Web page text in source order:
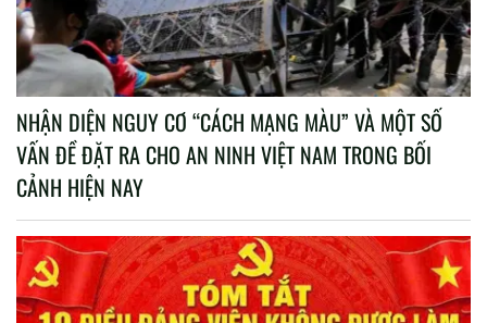
NHẬN DIỆN NGUY CƠ “CÁCH MẠNG MÀU” VÀ MỘT SỐ
VẤN ĐỀ ĐẶT RA CHO AN NINH VIỆT NAM TRONG BỐI
CẢNH HIỆN NAY